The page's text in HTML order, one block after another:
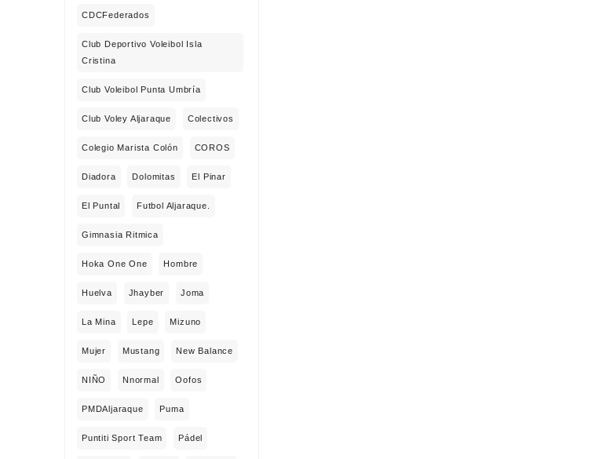
CDCFederados
Club Deportivo Voleibol Isla
Cristina
Club Voleibol Punta Umbría
Club Voley Aljaraque Colectivos
Colegio Marista Colón COROS
Diadora Dolomitas El Pinar
El Puntal Futbol Aljaraque.
Gimnasia Ritmica
Hoka One One Hombre
Huelva Jhayber Joma
La Mina Lepe Mizuno
Mujer Mustang New Balance
NIÑO Nnormal Oofos
PMDAljaraque Puma
Puntiti Sport Team Pádel